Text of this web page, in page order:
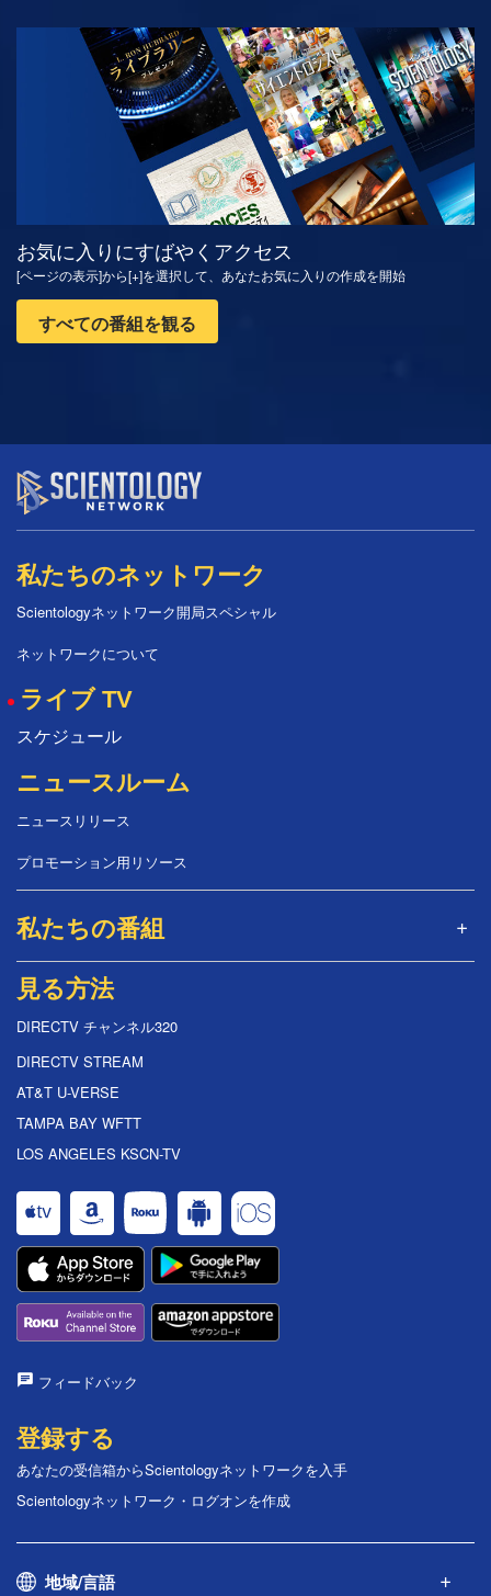
観る シリーズを探求
お気に入りにすばやくアクセス
[ページの表示]から[+]を選択して、あなたお気に入りの作成を開始
すべての番組を観る
私たちのネットワーク
Scientologyネットワーク開局スペシャル
ネットワークについて
ライブ TV
スケジュール
ニュースルーム
ニュースリリース
プロモーション用リソース
私たちの番組
見る方法
DIRECTV チャンネル320
DIRECTV STREAM
AT&T U-VERSE
TAMPA BAY WFTT
LOS ANGELES KSCN-TV
フィードバック
登録する
あなたの受信箱からScientologyネットワークを入手
Scientologyネットワーク・ログオンを作成
地域/言語